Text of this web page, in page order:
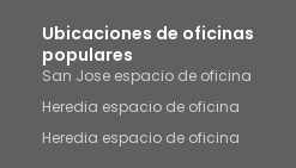
Ubicaciones de oficinas
populares
San Jose espacio de oficina
Heredia espacio de oficina
Heredia espacio de oficina